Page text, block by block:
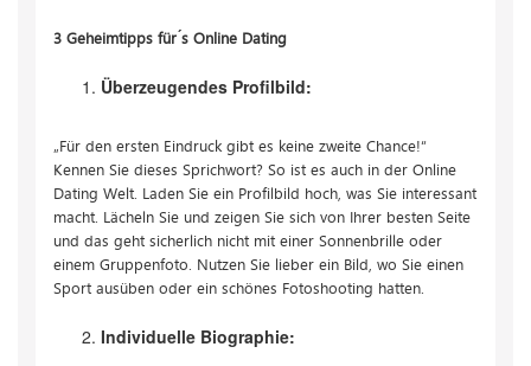
3 Geheimtipps für ́s Online Dating
Überzeugendes Profilbild:
„Für den ersten Eindruck gibt es keine zweite Chance!“
Kennen Sie dieses Sprichwort? So ist es auch in der Online
Dating Welt. Laden Sie ein Profilbild hoch, was Sie interessant
macht. Lächeln Sie und zeigen Sie sich von Ihrer besten Seite
und das geht sicherlich nicht mit einer Sonnenbrille oder
einem Gruppenfoto. Nutzen Sie lieber ein Bild, wo Sie einen
Sport ausüben oder ein schönes Fotoshooting hatten.
Individuelle Biographie: